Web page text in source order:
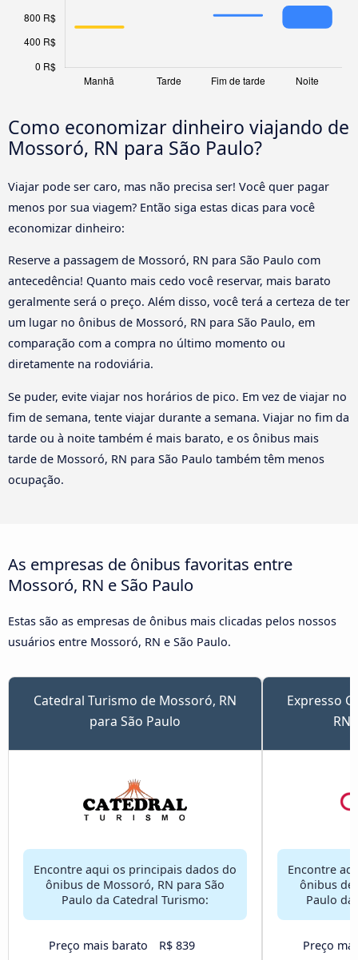
Como economizar dinheiro viajando de
Mossoró, RN para São Paulo?
Viajar pode ser caro, mas não precisa ser! Você quer pagar
menos por sua viagem? Então siga estas dicas para você
economizar dinheiro:
Reserve a passagem de Mossoró, RN para São Paulo com
antecedência! Quanto mais cedo você reservar, mais barato
geralmente será o preço. Além disso, você terá a certeza de ter
um lugar no ônibus de Mossoró, RN para São Paulo, em
comparação com a compra no último momento ou
diretamente na rodoviária.
Se puder, evite viajar nos horários de pico. Em vez de viajar no
fim de semana, tente viajar durante a semana. Viajar no fim da
tarde ou à noite também é mais barato, e os ônibus mais
tarde de Mossoró, RN para São Paulo também têm menos
ocupação.
As empresas de ônibus favoritas entre
Mossoró, RN e São Paulo
Estas são as empresas de ônibus mais clicadas pelos nossos
usuários entre Mossoró, RN e São Paulo.
Catedral Turismo de Mossoró, RN
para São Paulo
Encontre aqui os principais dados do
ônibus de Mossoró, RN para São
Paulo da Catedral Turismo:
Preço mais barato
R$ 839
Expresso
RN
Encontre
ônibus de
Paulo da
Preço